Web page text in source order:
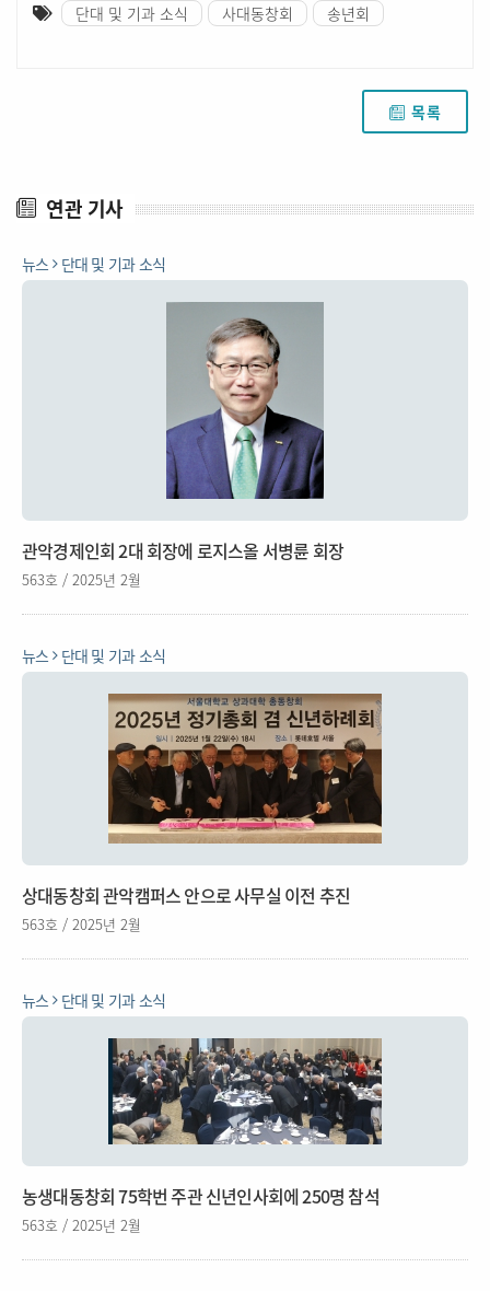
단대 및 기과 소식 사대동창회 송년회
목록
연관 기사
뉴스 단대 및 기과 소식
관악경제인회 2대 회장에 로지스올 서병륜 회장
563호 / 2025년 2월
뉴스 단대 및 기과 소식
상대동창회 관악캠퍼스 안으로 사무실 이전 추진
563호 / 2025년 2월
뉴스 단대 및 기과 소식
농생대동창회 75학번 주관 신년인사회에 250명 참석
563호 / 2025년 2월